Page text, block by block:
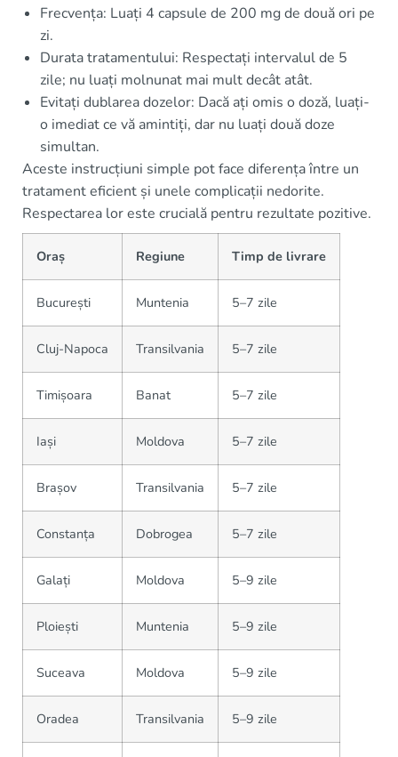
Frecvența: Luați 4 capsule de 200 mg de două ori pe
zi.
Durata tratamentului: Respectați intervalul de 5
zile; nu luați molnunat mai mult decât atât.
Evitați dublarea dozelor: Dacă ați omis o doză, luați-
o imediat ce vă amintiți, dar nu luați două doze
simultan.
Aceste instrucțiuni simple pot face diferența între un
tratament eficient și unele complicații nedorite.
Respectarea lor este crucială pentru rezultate pozitive.
Oraș Regiune Timp de livrare
București Muntenia 5–7 zile
Cluj-Napoca Transilvania 5–7 zile
Timișoara Banat 5–7 zile
Iași Moldova 5–7 zile
Brașov Transilvania 5–7 zile
Constanța Dobrogea 5–7 zile
Galați Moldova 5–9 zile
Ploiești Muntenia 5–9 zile
Suceava Moldova 5–9 zile
Oradea Transilvania 5–9 zile